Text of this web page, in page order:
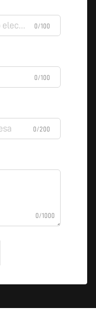
0/100
0/100
0/200
0/1000